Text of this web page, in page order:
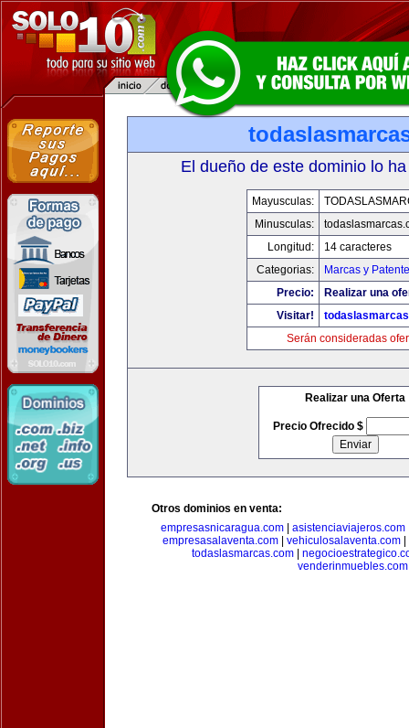
El dueño de este dominio lo
Mayusculas:
Minusculas:
Longitud:
14 caracteres
Categorias:
Marcas y
Precio:
Realizar una
Visitar!
Serán consideradas
Realizar una Oferta
Precio Ofrecido $
Otros dominios en venta:
empresasnicaragua.com| asistenciaviajeros.com
empresasalaventa.com| vehiculosalaventa.com|
todaslasmarcas.com
venderinmuebles.com